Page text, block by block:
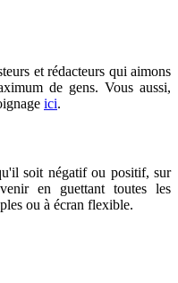
et rédacteurs qui aimons
de gens. Vous aussi,
ici.
soit négatif ou positif, sur
en guettant toutes les
ou à écran flexible.